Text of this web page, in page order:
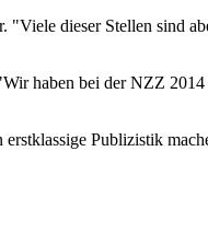
dieser Stellen sind
haben bei der NZZ 2014
Publizistik